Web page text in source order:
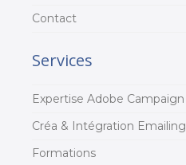
Contact
Services
Expertise Adobe Campaign
Créa & Intégration Emailing
Formations